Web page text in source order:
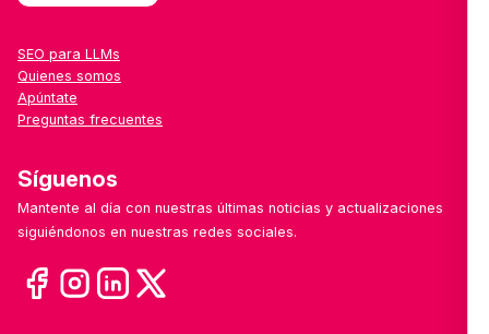
SEO para LLMs
Quienes somos
Apúntate
Preguntas frecuentes
Síguenos
Mantente al día con nuestras últimas noticias y actualizaciones
siguiéndonos en nuestras redes sociales.